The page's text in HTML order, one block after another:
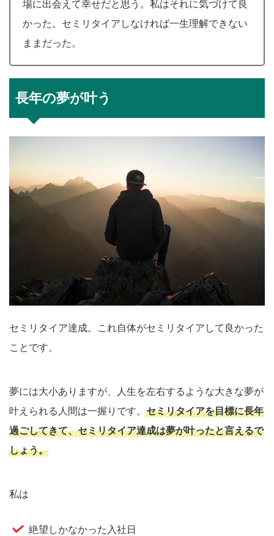
場に出会えて幸せだと思う。私はそれに気づけて良
かった。セミリタイアしなければ一生理解できない
ままだった。
長年の夢が叶う
セミリタイア達成。これ自体がセミリタイアして良かった
ことです。
夢には大小ありますが、人生を左右するような大きな夢が
叶えられる人間は一握りです。 セミリタイアを目標に長年
過ごしてきて、セミリタイア達成は夢が叶ったと言えるで
しょう。
私は
絶望しかなかった入社日